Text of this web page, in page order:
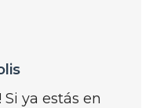
ya estás en